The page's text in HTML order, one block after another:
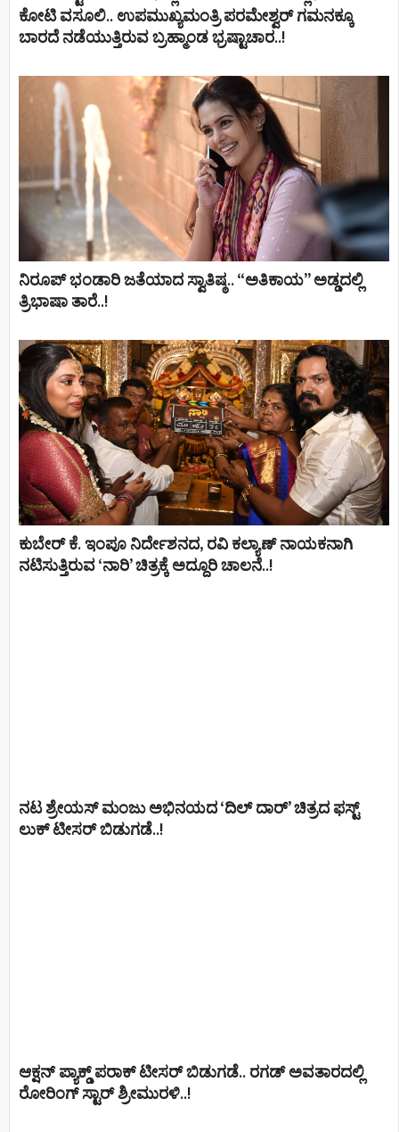
ಕೋಟಿ ವಸೂಲಿ.. ಉಪಮುಖ್ಯಮಂತ್ರಿ ಪರಮೇಶ್ವರ್​ ಗಮನಕ್ಕೂ
ಬಾರದೆ ನಡೆಯುತ್ತಿರುವ ಬ್ರಹ್ಮಾಂಡ ಭ್ರಷ್ಟಾಚಾರ..!
ನಿರೂಪ್ ಭಂಡಾರಿ ಜತೆಯಾದ ಸ್ವಾತಿಷ್ಠ.. “ಅತಿಕಾಯ” ಅಡ್ಡದಲ್ಲಿ
ತ್ರಿಭಾಷಾ ತಾರೆ..!
ಕುಬೇರ್ ಕೆ. ಇಂಪೂ ನಿರ್ದೇಶನದ, ರವಿ ಕಲ್ಯಾಣ್‍ ನಾಯಕನಾಗಿ
ನಟಿಸುತ್ತಿರುವ ‘ನಾರಿ’ ಚಿತ್ರಕ್ಕೆ ಅದ್ದೂರಿ ಚಾಲನೆ..!
ನಟ ಶ್ರೇಯಸ್ ಮಂಜು ಅಭಿನಯದ ‘ದಿಲ್ ದಾರ್’ ಚಿತ್ರದ ಫಸ್ಟ್
ಲುಕ್ ಟೀಸರ್ ಬಿಡುಗಡೆ..!
ಆಕ್ಷನ್ ಪ್ಯಾಕ್ಡ್ ಪರಾಕ್ ಟೀಸರ್ ಬಿಡುಗಡೆ.. ರಗಡ್ ಅವತಾರದಲ್ಲಿ
ರೋರಿಂಗ್ ಸ್ಟಾರ್ ಶ್ರೀಮುರಳಿ..!